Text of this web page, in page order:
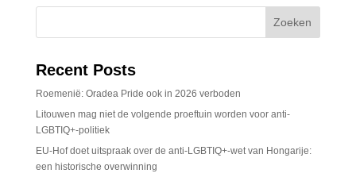
Recent Posts
Roemenië: Oradea Pride ook in 2026 verboden
Litouwen mag niet de volgende proeftuin worden voor anti-
LGBTIQ+-politiek
EU-Hof doet uitspraak over de anti-LGBTIQ+-wet van Hongarije:
een historische overwinning